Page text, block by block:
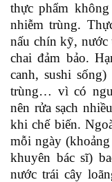
thực phẩm
nhiễm trùng.
nấu chín kỹ, nước
chai đảm bảo.
canh, sushi
trùng… vì có
nên rửa sạch
khi chế biến.
mỗi ngày
khuyên bác sĩ)
nước trái cây